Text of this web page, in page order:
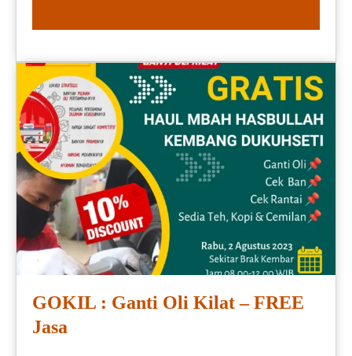
GOKIL : Ganti Oli Kilat – FREE
Jasa